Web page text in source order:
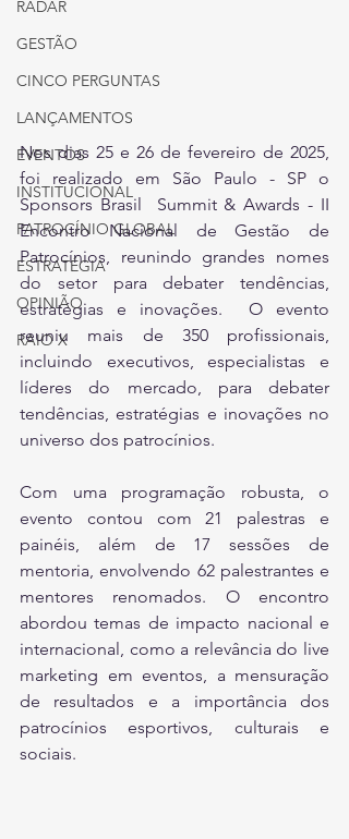
RADAR
GESTÃO
CINCO PERGUNTAS
LANÇAMENTOS
EVENTOS
INSTITUCIONAL
PATROCÍNIO GLOBAL
ESTRATÉGIA
OPINIÃO
RAIO X
Nos dias 25 e 26 de fevereiro de 2025,
foi realizado em São Paulo - SP o
Sponsors Brasil  Summit & Awards - II
Encontro Nacional de Gestão de
Patrocínios, reunindo grandes nomes
do setor para debater tendências,
estratégias e inovações.  O evento
reuniu mais de 350 profissionais,
incluindo executivos, especialistas e
líderes do mercado, para debater
tendências, estratégias e inovações no
universo dos patrocínios.
Com uma programação robusta, o
evento contou com 21 palestras e
painéis, além de 17 sessões de
mentoria, envolvendo 62 palestrantes e
mentores renomados. O encontro
abordou temas de impacto nacional e
internacional, como a relevância do live
marketing em eventos, a mensuração
de resultados e a importância dos
patrocínios esportivos, culturais e
sociais.